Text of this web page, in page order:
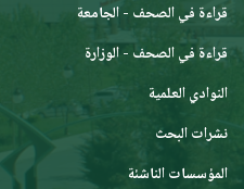
قراءة في الصحف - الجامعة
قراءة في الصحف - الوزارة
النوادي العلمية
نشرات البحث
المؤسسات الناشئة